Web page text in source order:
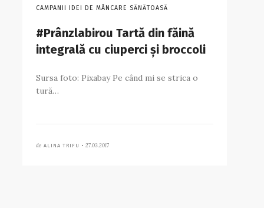
CAMPANII IDEI DE MÂNCARE SĂNĂTOASĂ
#Prânzlabirou Tartă din făină
integrală cu ciuperci și broccoli
Sursa foto: Pixabay Pe când mi se strica o
tură…
de ALINA TRIFU • 27.03.2017